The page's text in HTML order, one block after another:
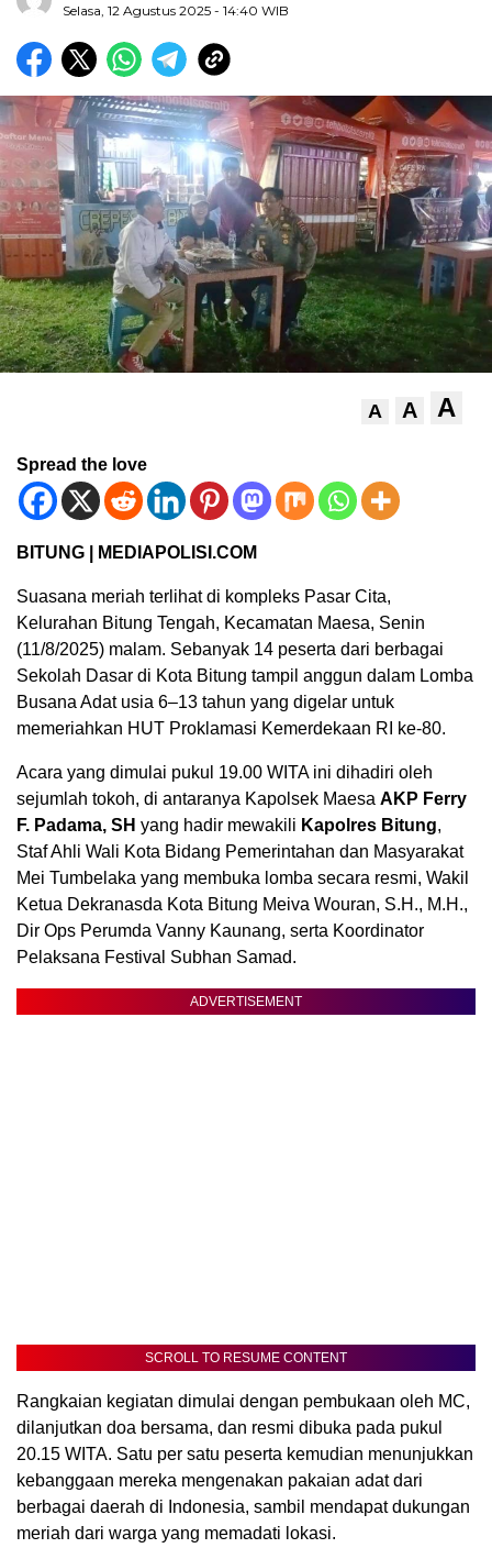
Selasa, 12 Agustus 2025 - 14:40 WIB
A A A
Spread the love
BITUNG | MEDIAPOLISI.COM
Suasana meriah terlihat di kompleks Pasar Cita,
Kelurahan Bitung Tengah, Kecamatan Maesa, Senin
(11/8/2025) malam. Sebanyak 14 peserta dari berbagai
Sekolah Dasar di Kota Bitung tampil anggun dalam Lomba
Busana Adat usia 6–13 tahun yang digelar untuk
memeriahkan HUT Proklamasi Kemerdekaan RI ke-80.
Acara yang dimulai pukul 19.00 WITA ini dihadiri oleh
sejumlah tokoh, di antaranya Kapolsek Maesa AKP Ferry
F. Padama, SH yang hadir mewakili Kapolres Bitung,
Staf Ahli Wali Kota Bidang Pemerintahan dan Masyarakat
Mei Tumbelaka yang membuka lomba secara resmi, Wakil
Ketua Dekranasda Kota Bitung Meiva Wouran, S.H., M.H.,
Dir Ops Perumda Vanny Kaunang, serta Koordinator
Pelaksana Festival Subhan Samad.
ADVERTISEMENT
SCROLL TO RESUME CONTENT
Rangkaian kegiatan dimulai dengan pembukaan oleh MC,
dilanjutkan doa bersama, dan resmi dibuka pada pukul
20.15 WITA. Satu per satu peserta kemudian menunjukkan
kebanggaan mereka mengenakan pakaian adat dari
berbagai daerah di Indonesia, sambil mendapat dukungan
meriah dari warga yang memadati lokasi.